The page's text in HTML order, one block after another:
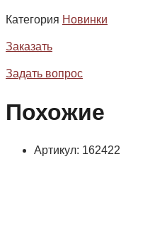
Категория Новинки
Заказать
Задать вопрос
Похожие
Артикул: 162422